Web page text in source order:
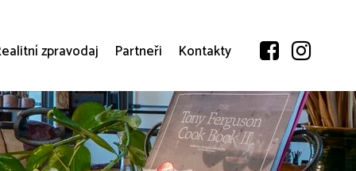
zpravodaj Partneři Kontakty